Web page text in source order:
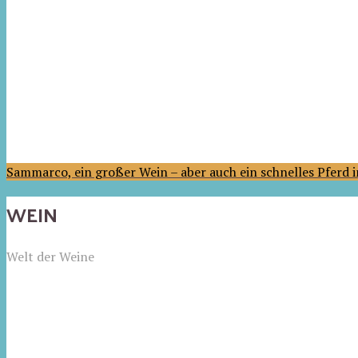
Sammarco, ein großer Wein – aber auch ein schnelles Pferd
WEIN
Welt der Weine